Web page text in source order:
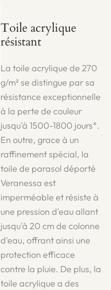
Toile acrylique
résistant
La toile acrylique de 270
g/m² se distingue par sa
résistance exceptionnelle
à la perte de couleur
jusqu'à 1500-1800 jours*.
En outre, grace à un
raffinement spécial, la
toile de parasol déporté
Veranessa est
imperméable et résiste à
une pression d'eau allant
jusqu'à 20 cm de colonne
d'eau, offrant ainsi une
protection efficace
contre la pluie. De plus, la
toile acrylique a des